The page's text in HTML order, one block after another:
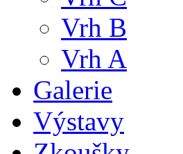
Vrh B
Vrh A
Galerie
Výstavy